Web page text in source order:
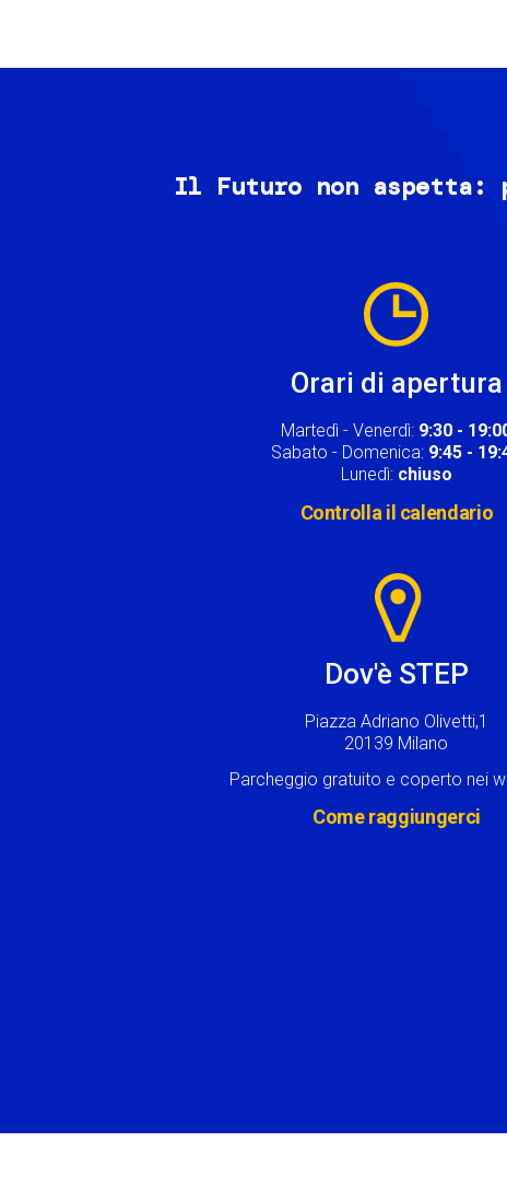
Il Futuro non
Orari di apertura
Martedì - Venerdì: 9:30 -
Sabato - Domenica: 9:45 -
Lunedì: chiuso
Controlla il calendario
Dov'è STEP
Piazza Adriano Olivetti,1
20139 Milano
Parcheggio gratuito e coperto nei
Come raggiungerci